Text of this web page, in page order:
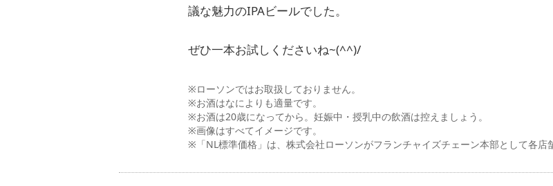
議な魅力のIPAビールでした。
ぜひ一本お試しくださいね~(^^)/
※ローソンではお取扱しておりません。
※お酒はなによりも適量です。
※お酒は20歳になってから。妊娠中・授乳中の飲酒は控えましょう。
※画像はすべてイメージです。
※「NL標準価格」は、株式会社ローソンがフランチャイズチェーン本部として各店